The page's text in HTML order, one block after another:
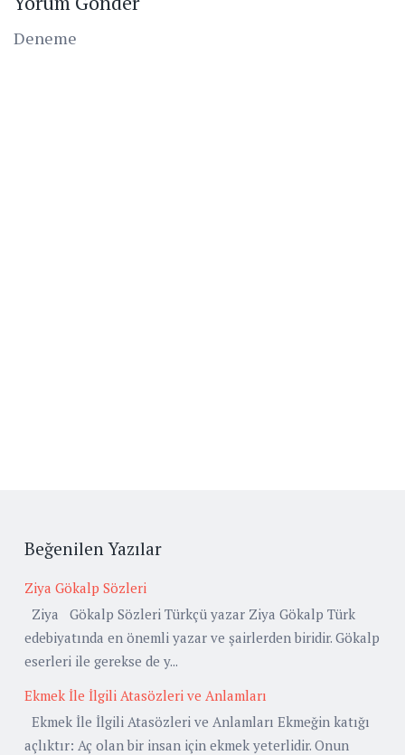
Deneme
Beğenilen Yazılar
Ziya Gökalp Sözleri
Ziya Gökalp Sözleri Türkçü yazar Ziya Gökalp Türk
edebiyatında en önemli yazar ve şairlerden biridir. Gökalp
eserleri ile gerekse de y...
Ekmek İle İlgili Atasözleri ve Anlamları
Ekmek İle İlgili Atasözleri ve Anlamları Ekmeğin katığı
açlıktır: Aç olan bir insan için ekmek yeterlidir. Onun